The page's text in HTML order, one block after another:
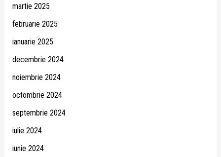
martie 2025
februarie 2025
ianuarie 2025
decembrie 2024
noiembrie 2024
octombrie 2024
septembrie 2024
iulie 2024
iunie 2024